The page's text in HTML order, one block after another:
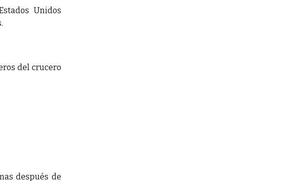
Unidos
del crucero
después de